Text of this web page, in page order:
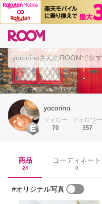
yocorino
フォロー
70
フォロワー
357
商品
24
コーディネート
0
#オリジナル写真